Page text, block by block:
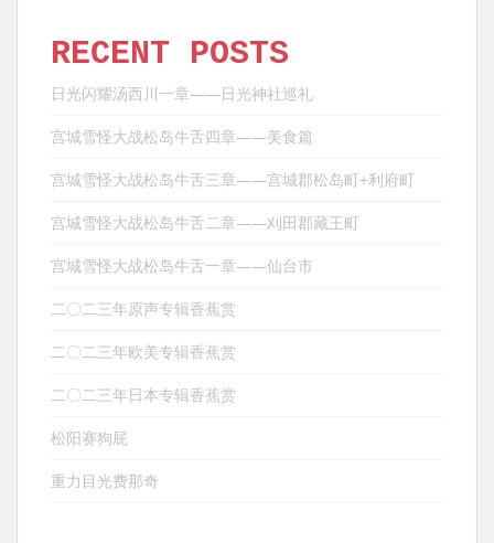
RECENT POSTS
日光闪耀汤西川一章——日光神社巡礼
宫城雪怪大战松岛牛舌四章——美食篇
宫城雪怪大战松岛牛舌三章——宫城郡松岛町+利府町
宫城雪怪大战松岛牛舌二章——刈田郡藏王町
宫城雪怪大战松岛牛舌一章——仙台市
二〇二三年原声专辑香蕉赏
二〇二三年欧美专辑香蕉赏
二〇二三年日本专辑香蕉赏
松阳赛狗屁
重力目光费那奇